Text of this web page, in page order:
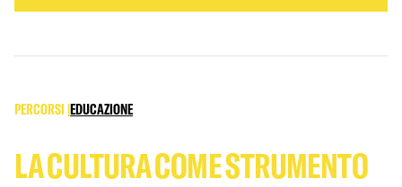
PERCORSI |EDUCAZIONE
LA CULTURA COME STRUMENTO